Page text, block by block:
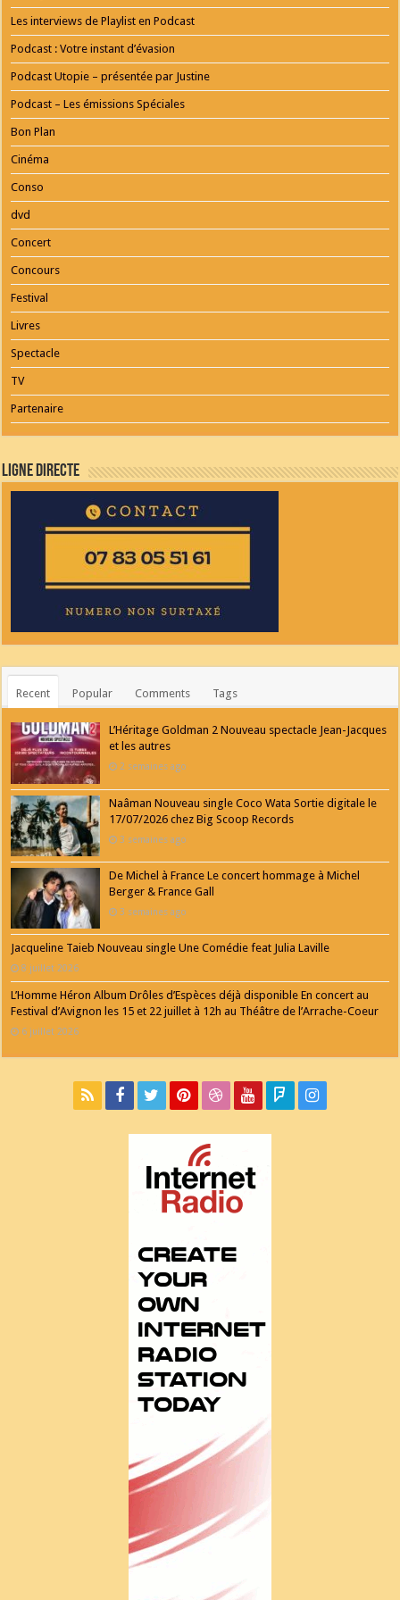
Les interviews de Playlist en Podcast
Podcast : Votre instant d’évasion
Podcast Utopie – présentée par Justine
Podcast – Les émissions Spéciales
Bon Plan
Cinéma
Conso
dvd
Concert
Concours
Festival
Livres
Spectacle
TV
Partenaire
Ligne Directe
Recent Popular Comments Tags
L’Héritage Goldman 2 Nouveau spectacle Jean-Jacques
et les autres
2 semaines ago
Naâman Nouveau single Coco Wata Sortie digitale le
17/07/2026 chez Big Scoop Records
3 semaines ago
De Michel à France Le concert hommage à Michel
Berger & France Gall
3 semaines ago
Jacqueline Taieb Nouveau single Une Comédie feat Julia Laville
8 juillet 2026
L’Homme Héron Album Drôles d’Espèces déjà disponible En concert au
Festival d’Avignon les 15 et 22 juillet à 12h au Théâtre de l’Arrache-Coeur
6 juillet 2026